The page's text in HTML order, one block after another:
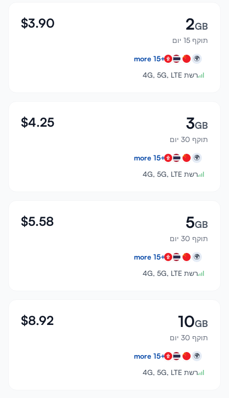
2GB
תוקף 15 יום
$3.90
🌍
+
15
רשת 4G, 5G, LTE
3GB
תוקף 30 יום
$4.25
🌍
+
15
רשת 4G, 5G, LTE
5GB
תוקף 30 יום
$5.58
🌍
+
15
רשת 4G, 5G, LTE
10GB
תוקף 30 יום
$8.92
🌍
+
15
רשת 4G, 5G, LTE